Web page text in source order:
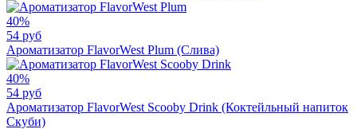
40%
54 руб
Ароматизатор FlavorWest Plum (Слива)
40%
54 руб
Ароматизатор FlavorWest Scooby Drink (Коктейльный напиток
Скуби)